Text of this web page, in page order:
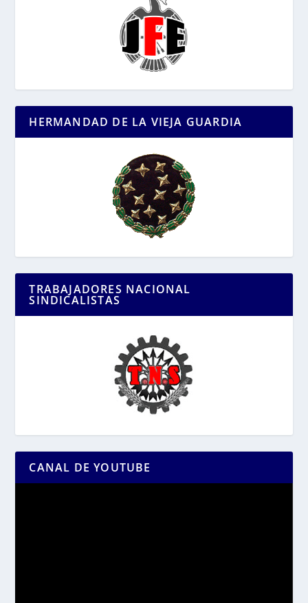
HERMANDAD DE LA VIEJA GUARDIA
TRABAJADORES NACIONAL
SINDICALISTAS
CANAL DE YOUTUBE